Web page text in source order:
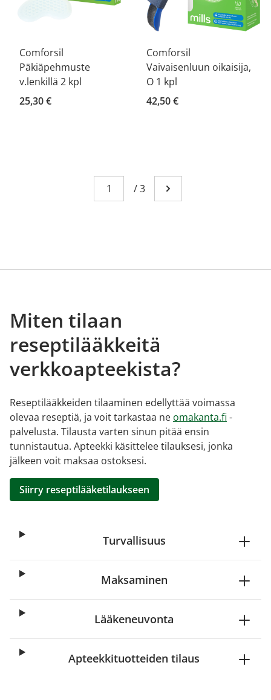
Comforsil
Päkiäpehmuste
v.lenkillä 2 kpl
25,30 €
Comforsil
Vaivaisenluun oikaisija,
O 1 kpl
42,50 €
Sivu
You're currently reading page 1
/3 Mene seuraavalle
Miten tilaan
reseptilääkkeitä
verkkoapteekista?
Reseptilääkkeiden tilaaminen edellyttää voimassa
olevaa reseptiä, ja voit tarkastaa ne omakanta.fi -
palvelusta. Tilausta varten sinun pitää ensin
tunnistautua. Apteekki käsittelee tilauksesi, jonka
jälkeen voit maksaa ostoksesi.
Siirry reseptilääketilaukseen
Turvallisuus
Maksaminen
Lääkeneuvonta
Apteekkituotteiden tilaus